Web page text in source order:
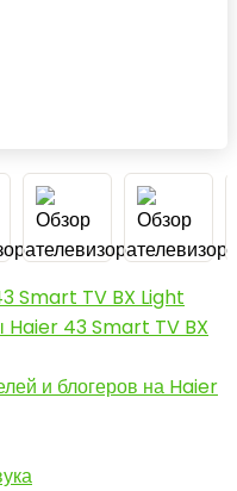
Smart TV BX Light
43 Smart TV BX
и блогеров на Haier